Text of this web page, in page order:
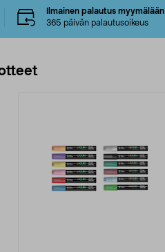
Ilmainen palautus myymälään
365 päivän palautusoikeus